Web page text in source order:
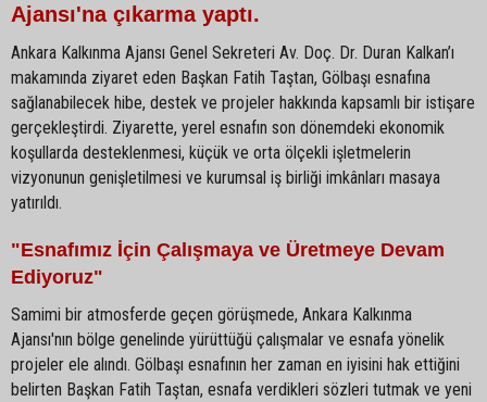
Ajansı'na çıkarma yaptı.
Ankara Kalkınma Ajansı Genel Sekreteri Av. Doç. Dr. Duran Kalkan’ı
makamında ziyaret eden Başkan Fatih Taştan, Gölbaşı esnafına
sağlanabilecek hibe, destek ve projeler hakkında kapsamlı bir istişare
gerçekleştirdi. Ziyarette, yerel esnafın son dönemdeki ekonomik
koşullarda desteklenmesi, küçük ve orta ölçekli işletmelerin
vizyonunun genişletilmesi ve kurumsal iş birliği imkânları masaya
yatırıldı.
"Esnafımız İçin Çalışmaya ve Üretmeye Devam
Ediyoruz"
Samimi bir atmosferde geçen görüşmede, Ankara Kalkınma
Ajansı'nın bölge genelinde yürüttüğü çalışmalar ve esnafa yönelik
projeler ele alındı. Gölbaşı esnafının her zaman en iyisini hak ettiğini
belirten Başkan Fatih Taştan, esnafa verdikleri sözleri tutmak ve yeni